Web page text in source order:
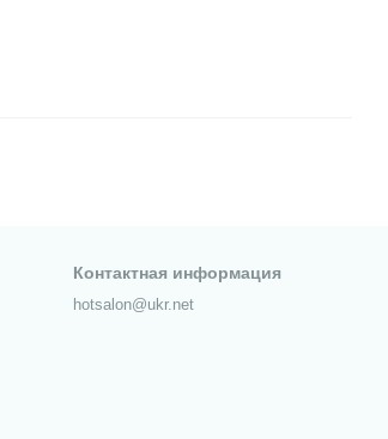
Контактная информация
hotsalon@ukr.net